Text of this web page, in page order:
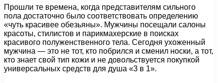
Прошли те времена, когда представителям сильного
пола достаточно было соответствовать определению
«чуть красивее обезьяны». Мужчины посещали салоны
красоты, стилистов и парикмахерские в поисках
красивого полуженственного тела. Сегодня ухоженный
мужчина — это не тот, кто побрился и сменил носки, а тот,
кто знает свой тип кожи и не довольствуется покупкой
универсальных средств для душа «3 в 1».